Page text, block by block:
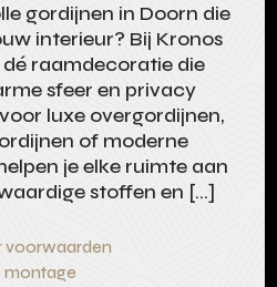
gordijnen in Doorn die
interieur? Bij Kronos
raamdecoratie die
sfeer en privacy
luxe overgordijnen,
of moderne
je elke ruimte aan
stoffen en […]
voorwaarden
montage